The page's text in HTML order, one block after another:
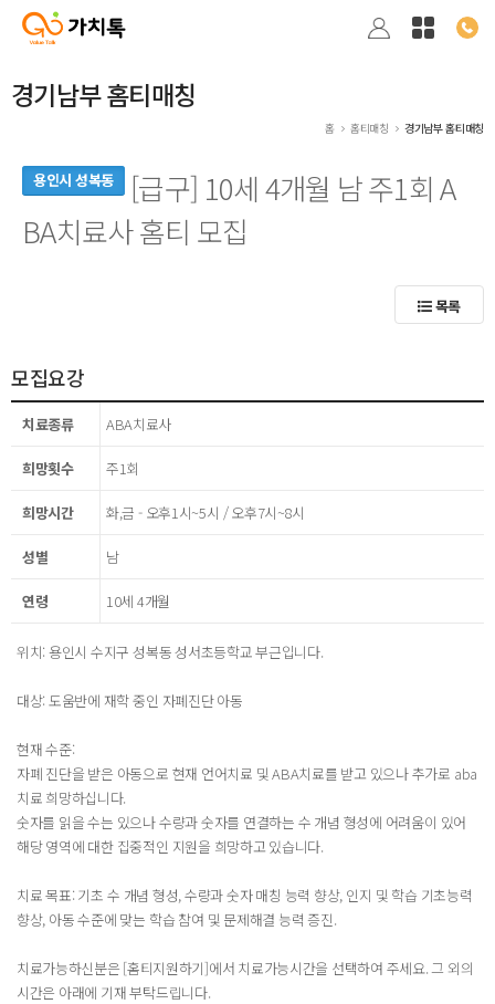
경기남부 홈티매칭
홈 홈티매칭 경기남부 홈티매칭
용인시 성복동
[급구] 10세 4개월 남 주1회 A
BA치료사 홈티 모집
목록
모집요강
치료종류 ABA치료사
희망횟수 주1회
희망시간 화,금 - 오후1시~5시 / 오후7시~8시
성별 남
연령 10세 4개월
위치: 용인시 수지구 성복동 성서초등학교 부근입니다.
대상: 도움반에 재학 중인 자폐진단 아동
현재 수준:
자폐 진단을 받은 아동으로 현재 언어치료 및 ABA치료를 받고 있으나 추가로 aba
치료 희망하십니다.
숫자를 읽을 수는 있으나 수량과 숫자를 연결하는 수 개념 형성에 어려움이 있어
해당 영역에 대한 집중적인 지원을 희망하고 있습니다.
치료 목표: 기초 수 개념 형성, 수량과 숫자 매칭 능력 향상, 인지 및 학습 기초능력
향상, 아동 수준에 맞는 학습 참여 및 문제해결 능력 증진.
치료가능하신분은 [홈티지원하기]에서 치료가능시간을 선택하여 주세요. 그 외의
시간은 아래에 기재 부탁드립니다.